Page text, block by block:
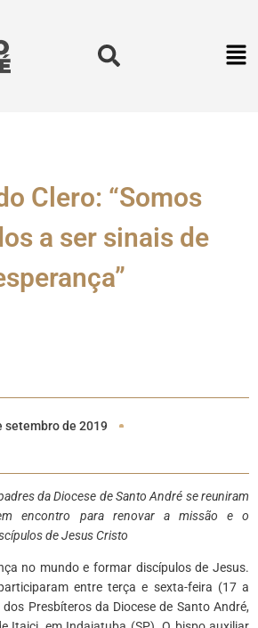
Clero: “Somos
a ser sinais de
setembro de 2019
da Diocese de Santo André se reuniram
encontro para renovar a missão e o
de Jesus Cristo
no mundo e formar discípulos de Jesus.
entre terça e sexta-feira (17 a
Presbíteros da Diocese de Santo André,